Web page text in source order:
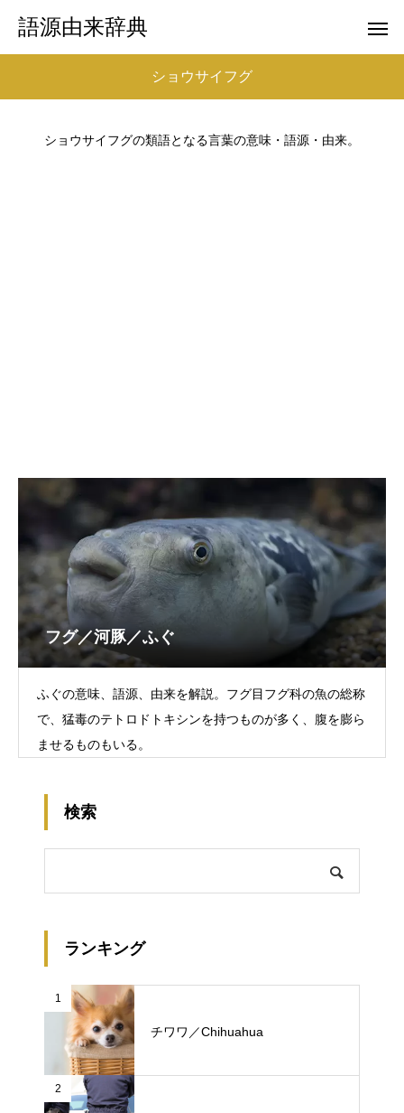
語源由来辞典
ショウサイフグ
ショウサイフグの類語となる言葉の意味・語源・由来。
フグ／河豚／ふぐ
ふぐの意味、語源、由来を解説。フグ目フグ科の魚の総称
で、猛毒のテトロドトキシンを持つものが多く、腹を膨ら
ませるものもいる。
検索
ランキング
1
チワワ／Chihuahua
2